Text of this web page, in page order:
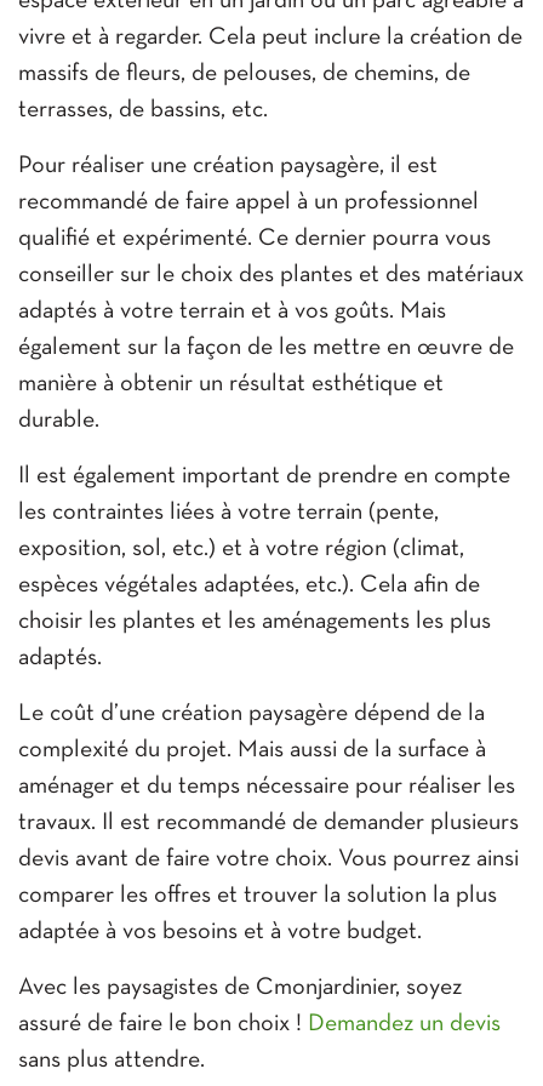
vivre et à regarder. Cela peut inclure la création de
massifs de fleurs, de pelouses, de chemins, de
terrasses, de bassins, etc.
Pour réaliser une création paysagère, il est
recommandé de faire appel à un professionnel
qualifié et expérimenté. Ce dernier pourra vous
conseiller sur le choix des plantes et des matériaux
adaptés à votre terrain et à vos goûts. Mais
également sur la façon de les mettre en œuvre de
manière à obtenir un résultat esthétique et
durable.
Il est également important de prendre en compte
les contraintes liées à votre terrain (pente,
exposition, sol, etc.) et à votre région (climat,
espèces végétales adaptées, etc.). Cela afin de
choisir les plantes et les aménagements les plus
adaptés.
Le coût d’une création paysagère dépend de la
complexité du projet. Mais aussi de la surface à
aménager et du temps nécessaire pour réaliser les
travaux. Il est recommandé de demander plusieurs
devis avant de faire votre choix. Vous pourrez ainsi
comparer les offres et trouver la solution la plus
adaptée à vos besoins et à votre budget.
Avec les paysagistes de Cmonjardinier, soyez
assuré de faire le bon choix ! Demandez un devis
sans plus attendre.